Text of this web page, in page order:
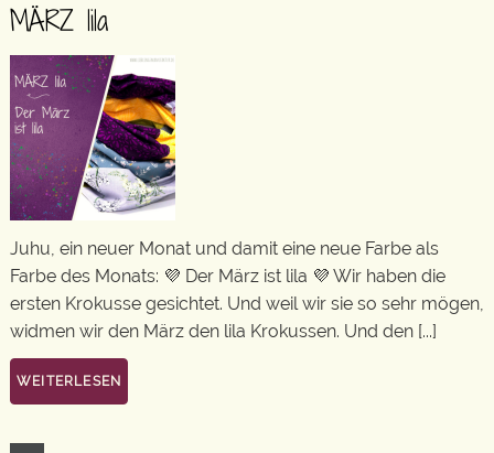
MÄRZ lila
Juhu, ein neuer Monat und damit eine neue Farbe als
Farbe des Monats: 💜 Der März ist lila 💜 Wir haben die
ersten Krokusse gesichtet. Und weil wir sie so sehr mögen,
widmen wir den März den lila Krokussen. Und den [...]
WEITERLESEN